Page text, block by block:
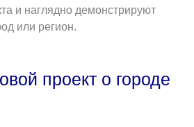
и наглядно демонстрируют
или регион.
проект о городе